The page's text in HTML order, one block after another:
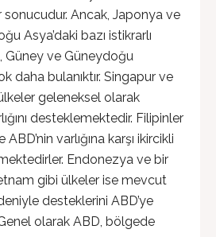
sonucudur. Ancak, Japonya ve
Asya’daki bazı istikrarlı
Güney ve Güneydoğu
daha bulanıktır. Singapur ve
geleneksel olarak
desteklemektedir. Filipinler
varlığına karşı ikircikli
Endonezya ve bir
gibi ülkeler ise mevcut
desteklerini ABD’ye
olarak ABD, bölgede